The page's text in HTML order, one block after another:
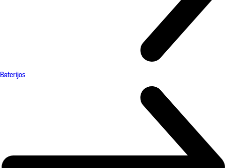
Baterijos